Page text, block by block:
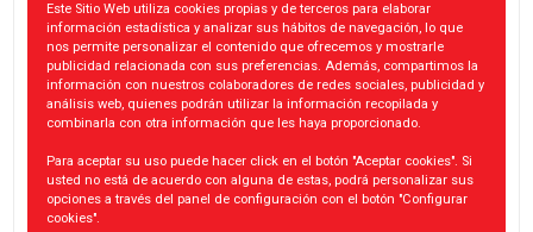
Este Sitio Web utiliza cookies propias y de terceros para elaborar
información estadística y analizar sus hábitos de navegación, lo que
nos permite personalizar el contenido que ofrecemos y mostrarle
publicidad relacionada con sus preferencias. Además, compartimos la
información con nuestros colaboradores de redes sociales, publicidad y
análisis web, quienes podrán utilizar la información recopilada y
combinarla con otra información que les haya proporcionado.
Para aceptar su uso puede hacer click en el botón "Aceptar cookies". Si
usted no está de acuerdo con alguna de estas, podrá personalizar sus
opciones a través del panel de configuración con el botón "Configurar
cookies".